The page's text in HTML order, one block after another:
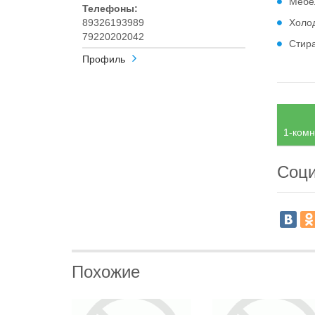
Телефоны:
89326193989
79220202042
Профиль
1-
Похожие